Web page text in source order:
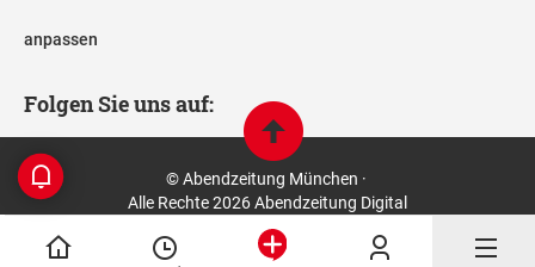
anpassen
Folgen Sie uns auf:
© Abendzeitung München ·
Alle Rechte 2026 Abendzeitung Digital